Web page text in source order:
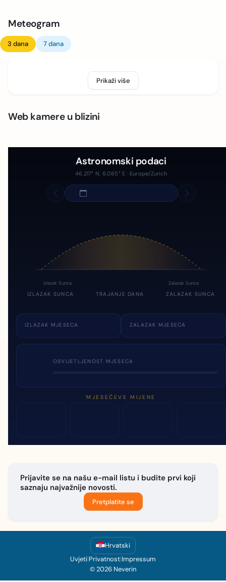
Meteogram
3 dana 7 dana
Prikaži više
Web kamere u blizini
Astronomski podaci
46.217° N, 6.085° E · Europe/Zurich
Izlazak Sunca Zalazak Sunca
IZLAZAK SUNCA TRAJANJE DANA ZALAZAK SUNCA
IZLAZAK MJESECA ZALAZAK MJESECA
OSVIJETLJENOST MJESECA
MJESEČEVE MIJENE
Prijavite se na našu e-mail listu i budite prvi koji
saznaju najvažnije novosti.
Pretplatite se
Hrvatski
Uvjeti|Privatnost|Impressum
© 2026 Neverin